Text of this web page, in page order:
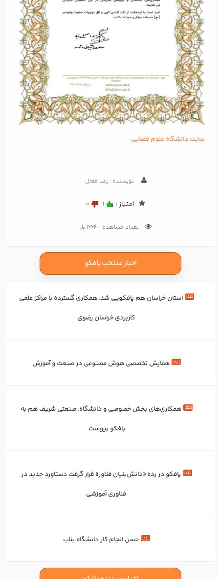
سایت دانشگاه علوم قضایی
نویسنده : رعنا فعال
امتیاز : 1
0
تعداد مشاهده : 1664 بار
اخبار منتخب پافکو
استان خراسان هم پافکویی شد: همکاری‌ گسترده با مراکز علمی
کاربردی خراسان رضوی
همایش تخصصی هوش مصنوعی در صنعت و آموزش
همکاری‌های بخش خصوصی و دانشگاه: صنعتی شریف هم به
پافکو پیوست.
پافکو در رده «دانش‌بنیان فناور» قرار گرفت دستاورد جدید در
فناوری آموزشی
حسن انجام کار دانشگاه بناب